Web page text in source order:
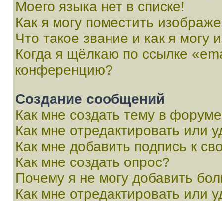
Моего языка нет в списке!
Как я могу поместить
Что такое звание и как я могу
Когда я щёлкаю по ссылке
конференцию?
Создание сообщений
Как мне создать тему в
Как мне отредактировать или
Как мне добавить подпись к
Как мне создать опрос?
Почему я не могу добавить
Как мне отредактировать или